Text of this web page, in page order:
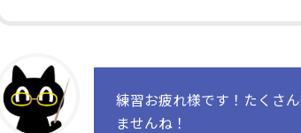
練習お疲れ様です！たくさ
ませんね！